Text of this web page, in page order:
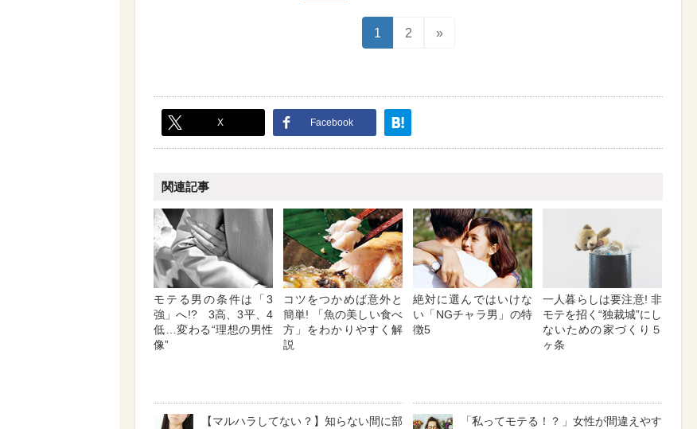
1 2 »
X Facebook
関連記事
モテる男の条件は「3
強」へ!? 3高、3平、4
低…変わる“理想の男性
像”
コツをつかめば意外と
簡単! 「魚の美しい食べ
方」をわかりやすく解
説
絶対に選んではいけな
い「NGチャラ男」の特
徴5
一人暮らしは要注意! 非
モテを招く“独裁城”にし
ないための家づくり５
ヶ条
【マルハラしてない？】知らない間に部
「私ってモテる！？」女性が間違えやす